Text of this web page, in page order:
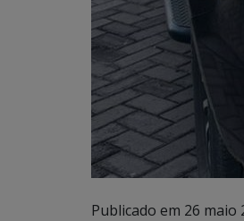
Publicado em 26 maio